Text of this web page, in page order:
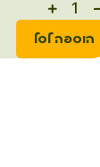
הוספה לסל